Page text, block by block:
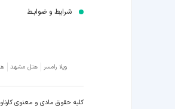
شرایط و ضوابـط
ویلا رامسر هتل مشهد
کلیه حقوق مادی و معنوی